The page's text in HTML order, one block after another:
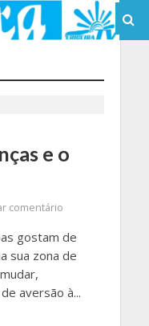
e o
comentário
gostam de
sua zona de
aversão à...